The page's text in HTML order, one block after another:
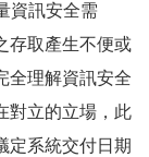
資訊安全需
存取產生不便或
全理解資訊安全
對立的立場，此
定系統交付日期